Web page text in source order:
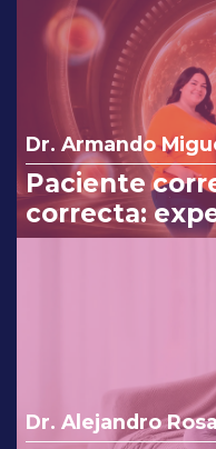
Dr. Armando
Paciente
correcta:
Myo y D-
Dr. Alejandro